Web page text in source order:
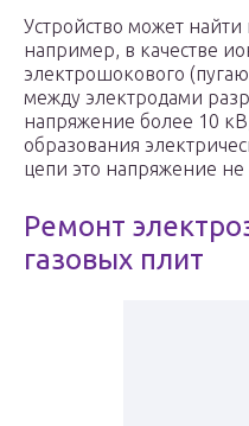
Устройство может
например, в качестве
электрошокового
между электродами
напряжение более 10
образования
цепи это напряжение
Ремонт
газовых плит